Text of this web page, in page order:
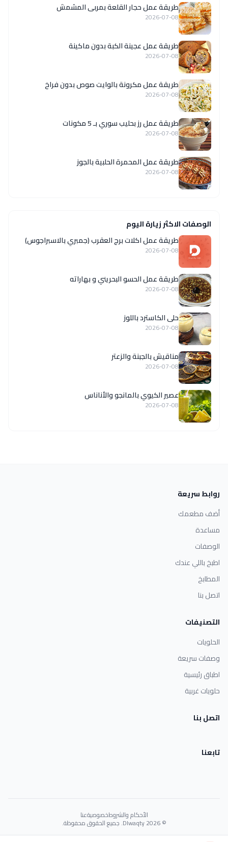
طريقة عمل حجار القلعة بمربى المشمش
2026-07-08
طريقة عمل عجينة الكبة بدون ماكينة
2026-07-08
طريقة عمل مكرونة بالوايت صوص بدون فراخ
2026-07-08
طريقة عمل رز بحليب سوري بـ 5 مكونات
2026-07-08
طريقة عمل المحمرة الحلبية بالجوز
2026-07-08
الوصفات الاكثر زيارة اليوم
طريقة عمل اكلات برج العقرب (جمبري بالاسبراجوس)
2026-07-08
طريقة عمل الحسو البحريني و بهاراته
2026-07-08
حلى الكاسترد باللوز
2026-07-08
مناقيش بالجبنة والزعتر
2026-07-08
عصير الكيوي بالمانجو والأناناس
2026-07-08
روابط سريعة
أضف مطعمك
مساعدة
الوصفات
اطبخ باللي عندك
المطابخ
اتصل بنا
التصنيفات
الحلويات
وصفات سريعة
اطباق رئيسية
حلويات غربية
اتصل بنا
تابعنا
الأحكام والشروطخصوصيةعنا
© 2026 Dlwaqty. جميع الحقوق محفوظة.
Powered byGAIT